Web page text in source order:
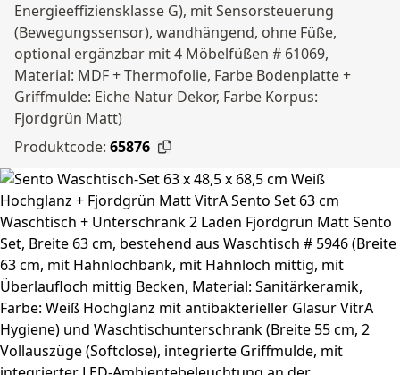
Energieeffiziensklasse G), mit Sensorsteuerung
(Bewegungssensor), wandhängend, ohne Füße,
optional ergänzbar mit 4 Möbelfüßen # 61069,
Material: MDF + Thermofolie, Farbe Bodenplatte +
Griffmulde: Eiche Natur Dekor, Farbe Korpus:
Fjordgrün Matt)
Produktcode: 65876